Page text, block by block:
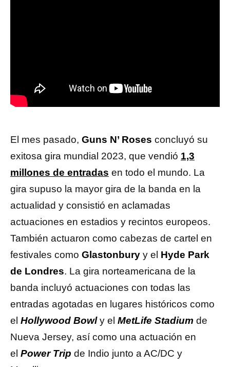
El mes pasado, Guns N’ Roses concluyó su
exitosa gira mundial 2023, que vendió 1,3
millones de entradas en todo el mundo. La
gira supuso la mayor gira de la banda en la
actualidad y consistió en aclamadas
actuaciones en estadios y recintos europeos.
También actuaron como cabezas de cartel en
festivales como Glastonbury y el Hyde Park
de Londres. La gira norteamericana de la
banda incluyó actuaciones con todas las
entradas agotadas en lugares históricos como
el Hollywood Bowly el MetLife Stadium de
Nueva Jersey, así como una actuación en
el Power Trip de Indio junto a AC/DC y